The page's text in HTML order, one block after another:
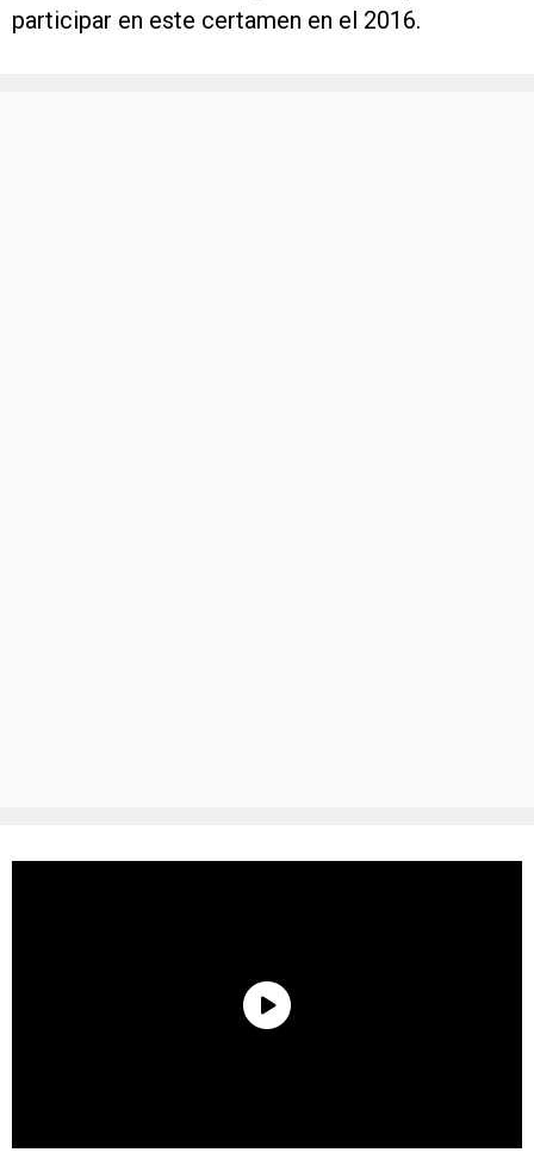
participar en este certamen en el 2016.